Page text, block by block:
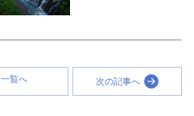
一覧へ 次の記事へ